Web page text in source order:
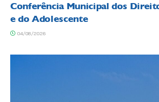
Conferência Municipal dos
e do Adolescente
04/08/2026